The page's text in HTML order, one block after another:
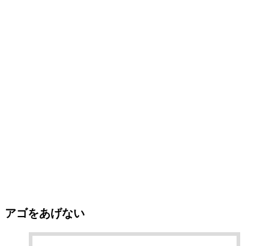
アゴをあげない